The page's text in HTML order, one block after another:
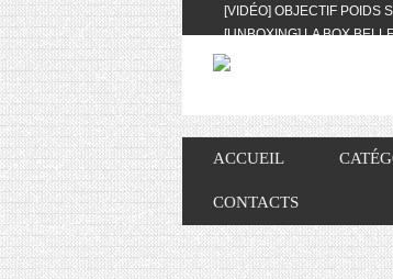
[VIDÉO] OBJECTIF POIDS
[UNBOXING] LA BOX
[VIDÉO] UNBOXING : LES
[VIDÉO] QUITOQUE #10 :
[VIDÉO] UNBOXING : LES
[VIDÉO] OBJECTIF POIDS
[VIDÉO] UNBOXING : LES
FÉVRIER ET MARS 2024
ACCUEIL
CONTACTS